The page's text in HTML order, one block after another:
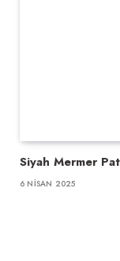
Siyah Mermer
6 NISAN 2025